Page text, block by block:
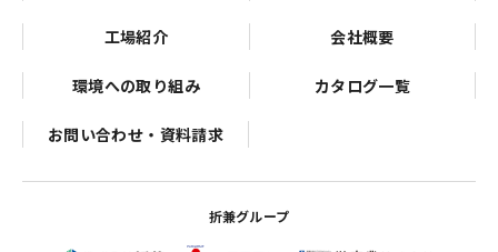
工場紹介 会社概要
環境への取り組み カタログ一覧
お問い合わせ・資料請求
折兼グループ